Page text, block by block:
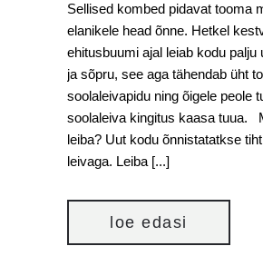
Sellised kombed pidavat tooma
elanikele head õnne. Hetkel
ehitusbuumi ajal leiab kodu palju
ja sõpru, see aga tähendab üht
soolaleivapidu ning õigele peole
soolaleiva kingitus kaasa tuua.
leiba? Uut kodu õnnistatatkse
leivaga. Leiba [...]
loe edasi